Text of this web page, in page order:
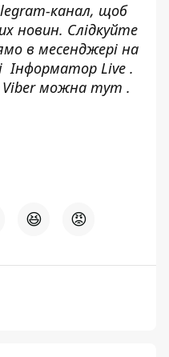
канал, щоб
новин. Слідкуйте
в месенджері на
Інформатор Live .
Viber можна тут .
😆 😡